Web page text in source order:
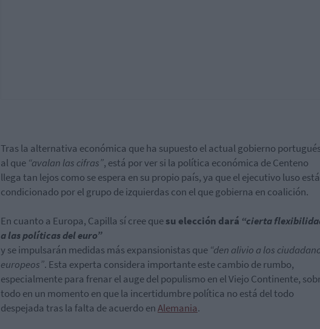
Tras la alternativa económica que ha supuesto el actual gobierno
al que “avalan las cifras”, está por ver si la política económica de Centeno
llega tan lejos como se espera en su propio país, ya que el ejecutivo luso está
condicionado por el grupo de izquierdas con el que gobierna en coalición.
En cuanto a Europa, Capilla sí cree quesu elección dará “cierta
a las políticas del euro”
y se impulsarán medidas más expansionistas que “den alivio a los
europeos”. Esta experta considera importante este cambio de rumbo,
especialmente para frenar el auge del populismo en el Viejo Continente,
todo en un momento en que la incertidumbre política no está del todo
despejada tras la falta de acuerdo enAlemania.